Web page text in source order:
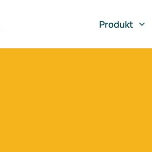
Produkt